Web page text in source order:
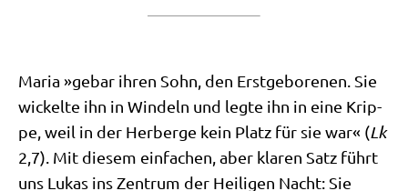
Maria »gebar ihren Sohn, den Erst­ge­bo­re­nen. Sie
wickel­te ihn in Win­deln und leg­te ihn in eine Krip­
pe, weil in der Her­ber­ge kein Platz für sie war« (Lk
2,7). Mit die­sem ein­fa­chen, aber kla­ren Satz führt
uns Lukas ins Zen­trum der Hei­li­gen Nacht: Sie